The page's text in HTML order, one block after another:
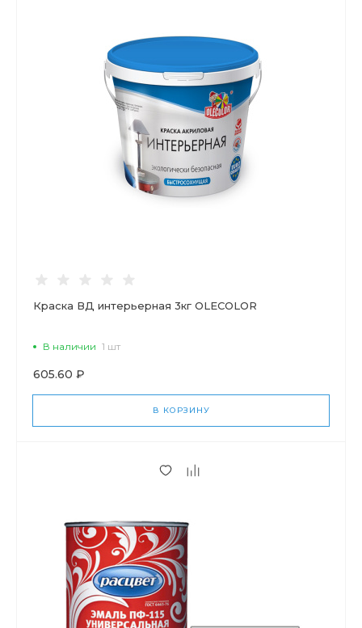
Краска ВД интерьерная 3кг OLECOLOR
В наличии 1 шт
605.60 ₽
В КОРЗИНУ